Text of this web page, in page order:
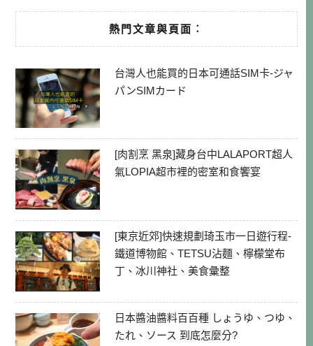
熱門文章與頁面︰
台灣人也能買的日本可通話SIM卡-ジャ
パンSIMカード
[肉割烹 黑泉]藏身台中LALAPORT超人
氣LOPIA超市裡的密室和食饗宴
[東京近郊]快速規劃琦玉市一日遊行程-
鐵道博物館、TETSU沾麵、檸檬堂布
丁、冰川神社、美食彙整
日本醬油醬料百百種 しょうゆ、つゆ、
たれ、ソース 到底怎麼分?